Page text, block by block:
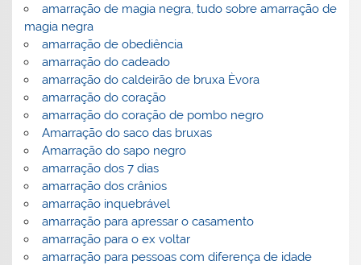
amarração de magia negra, tudo sobre amarração de
magia negra
amarração de obediência
amarração do cadeado
amarração do caldeirão de bruxa Èvora
amarração do coração
amarração do coração de pombo negro
Amarração do saco das bruxas
Amarração do sapo negro
amarração dos 7 dias
amarração dos crânios
amarração inquebrável
amarração para apressar o casamento
amarração para o ex voltar
amarração para pessoas com diferença de idade